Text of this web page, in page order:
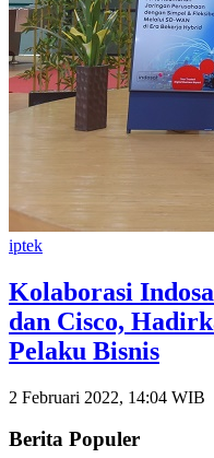
iptek
Kolaborasi
dan Cisco,
Pelaku Bisnis
2 Februari 2022, 14:04 WIB
Berita Populer